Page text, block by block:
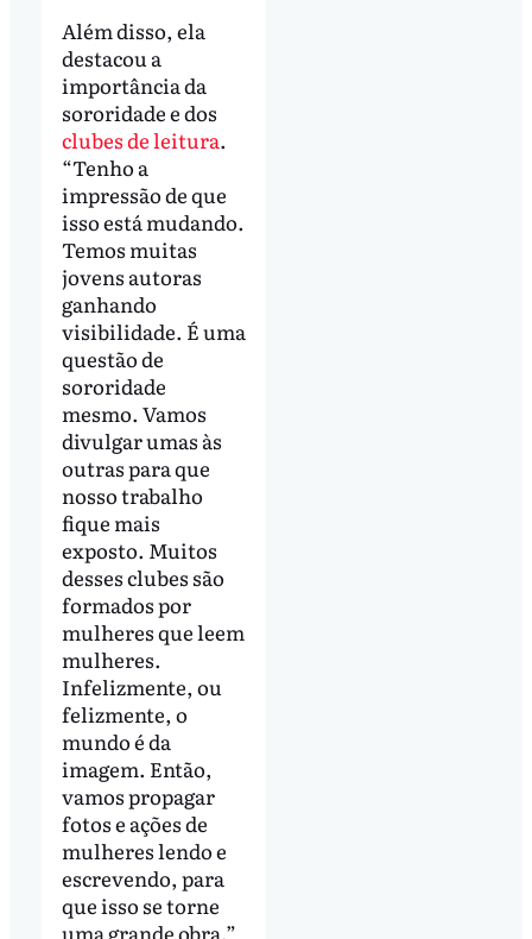
Além disso, ela
destacou a
importância da
sororidade e dos
clubes de leitura.
“Tenho a
impressão de que
isso está mudando.
Temos muitas
jovens autoras
ganhando
visibilidade. É uma
questão de
sororidade
mesmo. Vamos
divulgar umas às
outras para que
nosso trabalho
fique mais
exposto. Muitos
desses clubes são
formados por
mulheres que leem
mulheres.
Infelizmente, ou
felizmente, o
mundo é da
imagem. Então,
vamos propagar
fotos e ações de
mulheres lendo e
escrevendo, para
que isso se torne
uma grande obra.”